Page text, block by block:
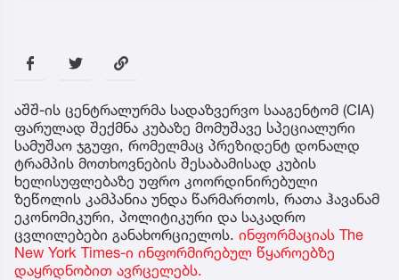
აშშ-ის ცენტრალურმა სადაზვერვო სააგენტომ (CIA)
ფარულად შექმნა კუბაზე მომუშავე სპეციალური
სამუშაო ჯგუფი, რომელმაც პრეზიდენტ დონალდ
ტრამპის მოთხოვნების შესაბამისად კუბის
ხელისუფლებაზე უფრო კოორდინირებული
ზეწოლის კამპანია უნდა წარმართოს, რათა ჰავანამ
ეკონომიკური, პოლიტიკური და საკადრო
ცვლილებები განახორციელოს. ინფორმაციას The
New York Times-ი ინფორმირებულ წყაროებზე
დაყრდნობით ავრცელებს.